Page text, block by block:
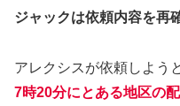
ジャックは依頼内容を再
アレクシスが依頼しよう
7時20分にとある地区の